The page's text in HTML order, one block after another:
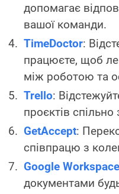
допомагає
вашої команди.
TimeDoctor:
працюєте, щоб
між роботою та
Trello:
проєктів
GetAccept:
співпрацю з
Google Workspace
документами